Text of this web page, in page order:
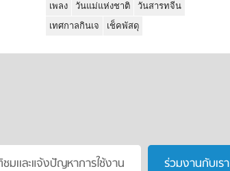
เพลง
วันแม่แห่งชาติ
วันสารทจีน
เทศกาลกินเจ
เช็คพัสดุ
มเเละแจ้งปัญหาการใช้งาน ร่วมงานกับเรา